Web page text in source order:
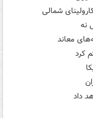
شمالی
نه
معاند
کرد
داد